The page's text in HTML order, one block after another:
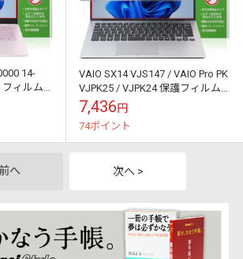
14-
ィルム
VAIO SX14 VJS147 / VAIO Pro PK
VJPK25 / VJPK24 保護フィルム
OverLay Sec...
7,436円
74ポイント
へ 次へ >